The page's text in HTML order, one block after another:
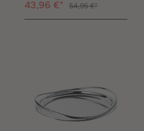
43,96 €* 54,95 €*